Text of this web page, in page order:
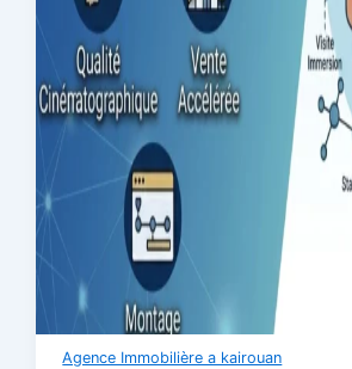
Agence Immobilière a kairouan